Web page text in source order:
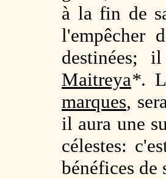
à la fin de
l'empêcher
Maitreya*.
marques,
il aura une
célestes:
bénéfices de